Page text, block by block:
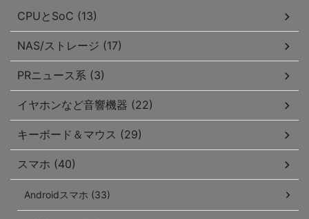
CPUとSoC (13)
NAS/ストレージ (17)
PRニュース系 (3)
イヤホンなど音響機器 (22)
キーボード＆マウス (29)
スマホ (40)
Androidスマホ (33)